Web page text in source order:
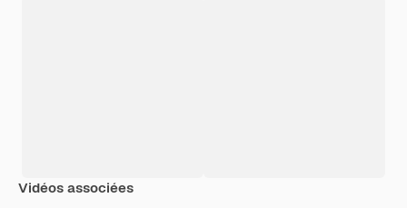
Vidéos associées